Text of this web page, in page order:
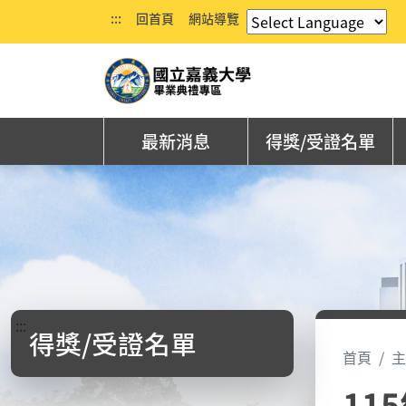
::: 回首頁 網站導覽
最新消息 得獎/受證名單
::: 得獎/受證名單 首頁